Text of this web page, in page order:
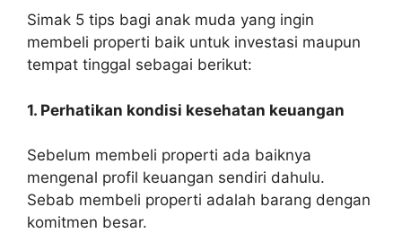
Simak 5 tips bagi anak muda yang ingin
membeli properti baik untuk investasi maupun
tempat tinggal sebagai berikut:
1. Perhatikan kondisi kesehatan keuangan
Sebelum membeli properti ada baiknya
mengenal profil keuangan sendiri dahulu.
Sebab membeli properti adalah barang dengan
komitmen besar.